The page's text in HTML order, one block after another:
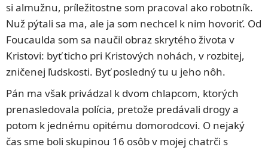
si almužnu, príležitostne som pracoval ako robotník.
Nuž pýtali sa ma, ale ja som nechcel k nim hovoriť. Od
Foucaulda som sa naučil obraz skrytého života v
Kristovi: byť ticho pri Kristových nohách, v rozbitej,
zničenej ľudskosti. Byť posledný tu u jeho nôh.
Pán ma však privádzal k dvom chlapcom, ktorých
prenasledovala polícia, pretože predávali drogy a
potom k jednému opitému domorodcovi. O nejaký
čas sme boli skupinou 16 osôb v mojej chatrči s